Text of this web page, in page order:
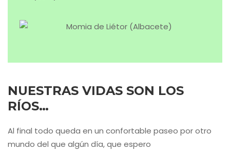
NUESTRAS VIDAS SON LOS
RÍOS…
Al final todo queda en un confortable paseo por otro
mundo del que algún día, que espero